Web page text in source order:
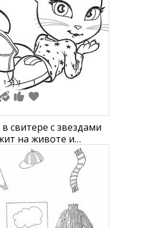
1 1 1
свитере с звездами
на животе и